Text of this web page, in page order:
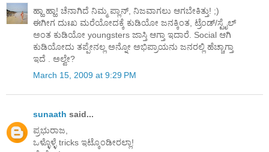
ಹ್ಹಾ ಹ್ಹಾ! ಚೆನಾಗಿದೆ ನಿಮ್ಮ ಪ್ಲಾನ್, ನಿಜವಾಗಲು ಆಗಬೇಕಿತ್ತು! ;)
ಈಗೀಗ ದುಃಖ ಮರೆಯೋದಕ್ಕೆ ಕುಡಿಯೋ ಜನಕ್ಕಿಂತ, ಟ್ರೆಂಡ್/ಸ್ಟೈಲ್
ಅಂತ ಕುಡಿಯೋ youngsters ಜಾಸ್ತಿ ಆಗ್ತಾ ಇದಾರೆ. Social ಆಗಿ
ಕುಡಿಯೋದು ತಪ್ಪೇನಲ್ಲ ಅನ್ನೋ ಅಭಿಪ್ರಾಯನು ಜನರಲ್ಲಿ ಹೆಚ್ಚಾಗ್ತಾ
ಇದೆ . ಅಲ್ವೇ?
March 15, 2009 at 9:29 PM
sunaath said...
ಪ್ರಭುರಾಜ,
ಒಳ್ಳೊಳ್ಳೆ tricks ಇಟ್ಕೊಂಡೀರಲ್ಲಾ!